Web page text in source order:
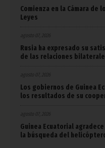
Comienza en la Cámara
Leyes
agosto 07, 2026
Rusia ha expresado su
de las relaciones
agosto 07, 2026
Los gobiernos de Guinea
los resultados de su
agosto 07, 2026
Guinea Ecuatorial
la búsqueda del